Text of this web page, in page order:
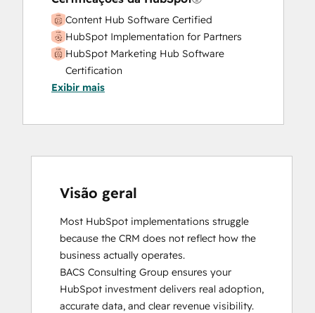
Sales Enablement
Search Engine Optimization
Social Media
Video Production
Website Design
Content Hub Software Certified
HubSpot Implementation for Partners
HubSpot Marketing Hub Software
Certification
HubSpot Sales Hub Software
HubSpot Solutions Partner
Exibir mais
Visão geral
Most HubSpot implementations struggle
because the CRM does not reflect how the
business actually operates.
BACS Consulting Group ensures your
HubSpot investment delivers real adoption,
accurate data, and clear revenue visibility.